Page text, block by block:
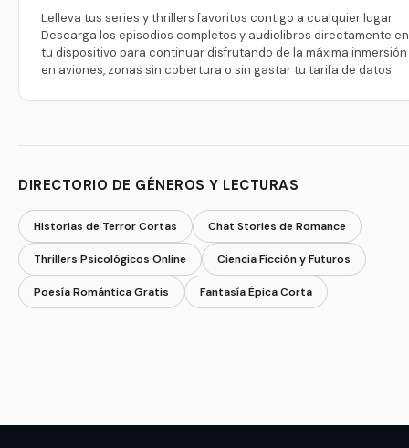
Lelleva tus series y thrillers favoritos contigo a cualquier lugar.
Descarga los episodios completos y audiolibros directamente en
tu dispositivo para continuar disfrutando de la máxima inmersión
en aviones, zonas sin cobertura o sin gastar tu tarifa de datos.
DIRECTORIO DE GÉNEROS Y LECTURAS
Historias de Terror Cortas Chat Stories de Romance
Thrillers Psicológicos Online Ciencia Ficción y Futuros
Poesía Romántica Gratis Fantasía Épica Corta